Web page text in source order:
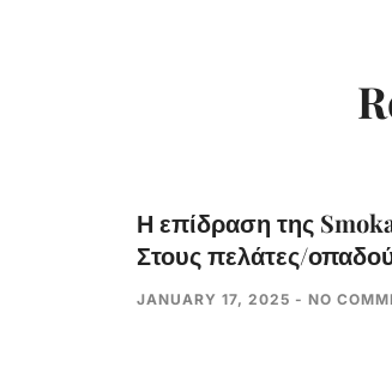
Η επίδραση της
Στους πελάτες/
JANUARY 17, 2025 NO